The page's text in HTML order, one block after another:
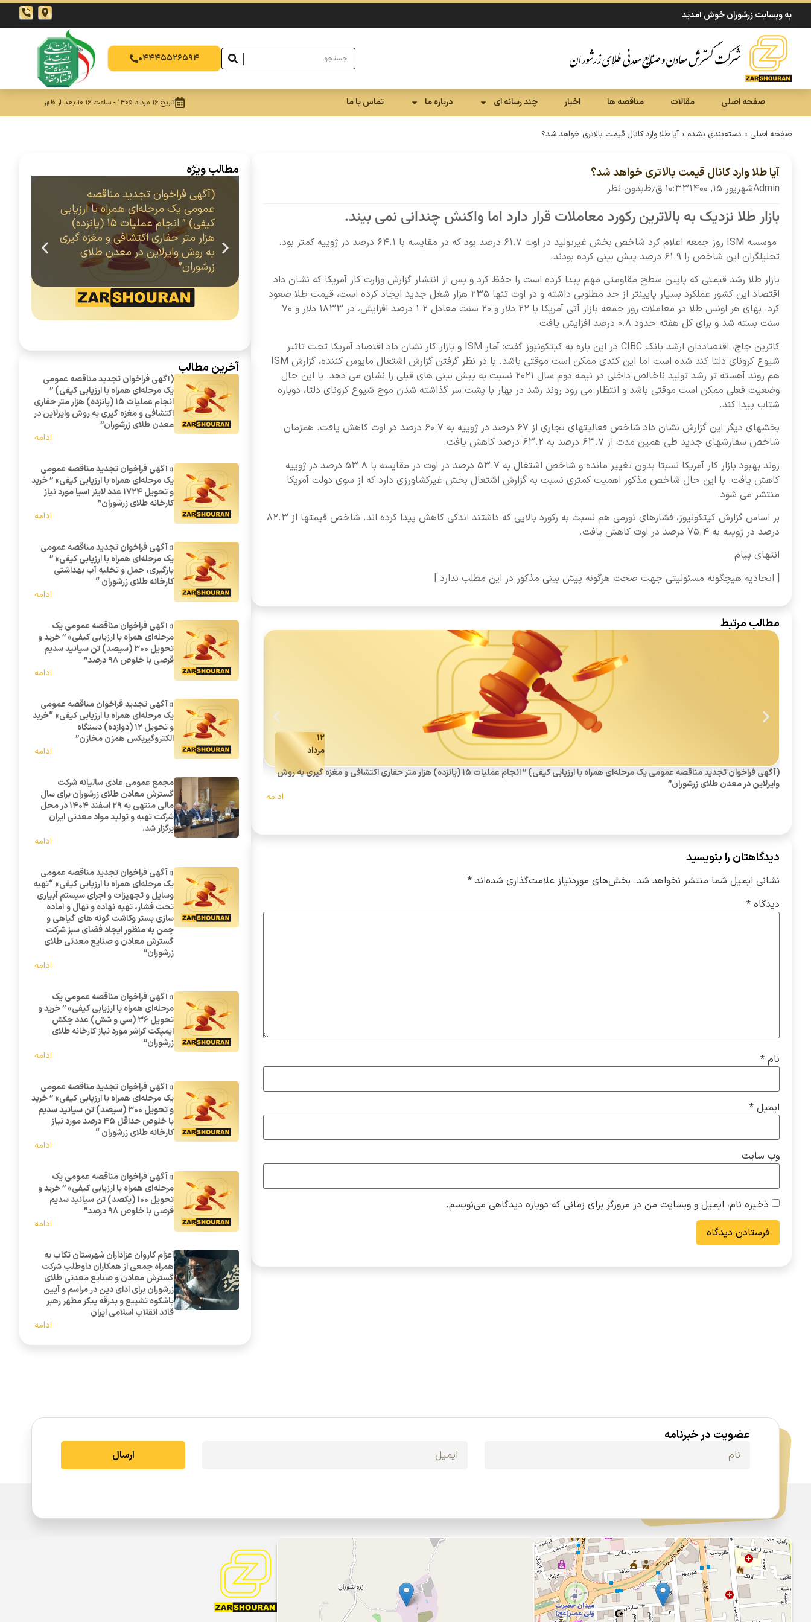
به وبسایت زرشوران خوش آمدید
04445526594
صفحه اصلی مقالات مناقصه ها اخبار چند رسانه ای درباره ما تماس با ما تاریخ 16 مرداد 1405 - ساعت 10:16 بعد از ظهر
صفحه اصلی » دسته‌بندی نشده »آیا طلا وارد کانال قیمت بالاتری خواهد شد؟
آیا طلا وارد کانال قیمت بالاتری خواهد شد؟
Adminشهریور ۱۵, ۱۴۰۰ ۱۰:۳۳ ق٫ظ بدون نظر
بازار طلا نزدیک به بالاترین رکورد معاملات قرار دارد اما واکنش چندانی نمی بیند.
موسسه ISM روز جمعه اعلام کرد شاخص بخش غیرتولید در اوت ۶۱.۷ درصد بود که در مقایسه با ۶۴.۱ درصد در ژوییه کمتر بود.
تحلیلگران این شاخص را ۶۱.۹ درصد پیش بینی کرده بودند.
بازار طلا رشد قیمتی که پایین سطح مقاومتی مهم پیدا کرده است را حفظ کرد و پس از انتشار گزارش وزارت کار آمریکا که نشان داد
اقتصاد این کشور عملکرد بسیار پایینتر از حد مطلوبی داشته و در اوت تنها ۲۳۵ هزار شغل جدید ایجاد کرده است، قیمت طلا صعود
کرد. بهای هر اونس طلا در معاملات روز جمعه بازار آتی آمریکا با ۲۲ دلار و ۲۰ سنت معادل ۱.۲ درصد افزایش، در ۱۸۳۳ دلار و ۷۰
سنت بسته شد و برای کل هفته حدود ۰.۸ درصد افزایش یافت.
کاترین جاج، اقتصاددان ارشد بانک CIBC در این باره به کیتکونیوز گفت: آمار ISM و بازار کار نشان داد اقتصاد آمریکا تحت تاثیر
شیوع کرونای دلتا کند شده است اما این کندی ممکن است موقتی باشد. با در نظر گرفتن گزارش اشتغال مایوس کننده، گزارش ISM
هم روند آهسته تر رشد تولید ناخالص داخلی در نیمه دوم سال ۲۰۲۱ نسبت به پیش بینی های قبلی را نشان می دهد. با این حال
وضعیت فعلی ممکن است موقتی باشد و انتظار می رود روند رشد در بهار با پشت سر گذاشته شدن موج شیوع کرونای دلتا، دوباره
شتاب پیدا کند.
بخشهای دیگر این گزارش نشان داد شاخص فعالیتهای تجاری از ۶۷ درصد در ژوییه به ۶۰.۷ درصد در اوت کاهش یافت. همزمان
شاخص سفارشهای جدید طی همین مدت از ۶۳.۷ درصد به ۶۳.۲ درصد کاهش یافت.
روند بهبود بازار کار آمریکا نسبتا بدون تغییر مانده و شاخص اشتغال به ۵۳.۷ درصد در اوت در مقایسه با ۵۳.۸ درصد در ژوییه
کاهش یافت. با این حال شاخص مذکور اهمیت کمتری نسبت به گزارش اشتغال بخش غیرکشاورزی دارد که از سوی دولت آمریکا
منتشر می شود.
بر اساس گزارش کیتکونیوز، فشارهای تورمی هم نسبت به رکورد بالایی که داشتند اندکی کاهش پیدا کرده اند. شاخص قیمتها از ۸۲.۳
درصد در ژوییه به ۷۵.۴ درصد در اوت کاهش یافت.
انتهای پیام
[ اتحادیه هیچگونه مسئولیتی جهت صحت هرگونه پیش بینی مذکور در این مطلب ندارد ]
مطالب مرتبط
۱۲
مرداد
(آگهی فراخوان تجدید مناقصه عمومی یک مرحله‌ای همراه با ارزیابی کیفی) ” انجام عملیات 15 (پانزده) هزار متر حفاری اکتشافی و مغزه گیری به روش
وایرلاین در معدن طلای زرشوران”
ادامه
دیدگاهتان را بنویسید
نشانی ایمیل شما منتشر نخواهد شد. بخش‌های موردنیاز علامت‌گذاری شده‌اند *
دیدگاه *
نام *
ایمیل *
وب‌ سایت
ذخیره نام، ایمیل و وبسایت من در مرورگر برای زمانی که دوباره دیدگاهی می‌نویسم.
مطالب ویژه
(آگهی فراخوان تجدید مناقصه
عمومی یک مرحله‌ای همراه با ارزیابی
کیفی) ” انجام عملیات 15 (پانزده)
هزار متر حفاری اکتشافی و مغزه گیری
به روش وایرلاین در معدن طلای
زرشوران”
آخرین مطالب
(آگهی فراخوان تجدید مناقصه عمومی
یک مرحله‌ای همراه با ارزیابی کیفی) ”
انجام عملیات 15 (پانزده) هزار متر حفاری
اکتشافی و مغزه گیری به روش وایرلاین در
معدن طلای زرشوران”
ادامه
« آگهی فراخوان تجدید مناقصه عمومی
یک مرحله‌ای همراه با ارزیابی کیفی» ” خرید
و تحویل 1724 عدد لاینر آسیا مورد نیاز
کارخانه طلای زرشوران”
ادامه
« آگهی فراخوان تجدید مناقصه عمومی
یک مرحله‌ای همراه با ارزیابی کیفی» ”
بارگیری، حمل و تخلیه آب بهداشتی
کارخانه طلای زرشوران “
ادامه
« آگهی فراخوان مناقصه عمومی یک
مرحله‌ای همراه با ارزیابی کیفی» ” خرید و
تحویل 300 (سیصد) تن سیانید سدیم
قرصی با خلوص 98 درصد”
ادامه
« آگهی تجدید فراخوان مناقصه عمومی
یک مرحله‌ای همراه با ارزیابی کیفی» “خرید
و تحویل 12 (دوازده) دستگاه
الکتروگیربکس همزن مخازن”
ادامه
مجمع عمومی عادی سالیانه شرکت
گسترش معادن طلای زرشوران برای سال
مالی منتهی به ۲۹ اسفند ۱۴۰۴ در محل
شرکت تهیه و تولید مواد معدنی ایران
برگزار شد.
ادامه
« آگهی فراخوان تجدید مناقصه عمومی
یک مرحله‌ای همراه با ارزیابی کیفی» “تهیه
وسایل و تجهیزات و اجرای سیستم آبیاری
تحت فشار، تهیه نهاده و نهال و آماده
سازی بستر وکاشت گونه های گیاهی و
چمن به منظور ایجاد فضای سبز شرکت
گسترش معادن و صنایع معدنی طلای
زرشوران”
ادامه
« آگهی فراخوان مناقصه عمومی یک
مرحله‌ای همراه با ارزیابی کیفی» ” خرید و
تحویل 36 (سی و شش) عدد چکش
ایمپکت کراشر مورد نیاز کارخانه طلای
زرشوران”
ادامه
« آگهی فراخوان تجدید مناقصه عمومی
یک مرحله‌ای همراه با ارزیابی کیفی» ” خرید
و تحویل 300 (سیصد) تن سیانید سدیم
با خلوص حداقل 45 درصد مورد نیاز
کارخانه طلای زرشوران “
ادامه
« آگهی فراخوان مناقصه عمومی یک
مرحله‌ای همراه با ارزیابی کیفی» ” خرید و
تحویل 100 (یکصد) تن سیانید سدیم
قرصی با خلوص 98 درصد”
ادامه
اعزام کاروان عزاداران شهرستان تکاب به
همراه جمعی از همکاران داوطلب شرکت
گسترش معادن و صنایع معدنی طلای
زرشوران برای ادای دین در مراسم و آیین
باشکوه تشییع و بدرقه پیکر مطهر رهبر
قائد انقلاب اسلامی ایران
ادامه
عضویت در خبرنامه
ارسال